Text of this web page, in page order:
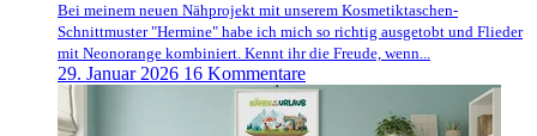
Bei meinem neuen Nähprojekt mit unserem Kosmetiktaschen-
Schnittmuster "Hermine" habe ich mich so richtig ausgetobt und Flieder
mit Neonorange kombiniert. Kennt ihr die Freude, wenn...
29. Januar 2026 16 Kommentare